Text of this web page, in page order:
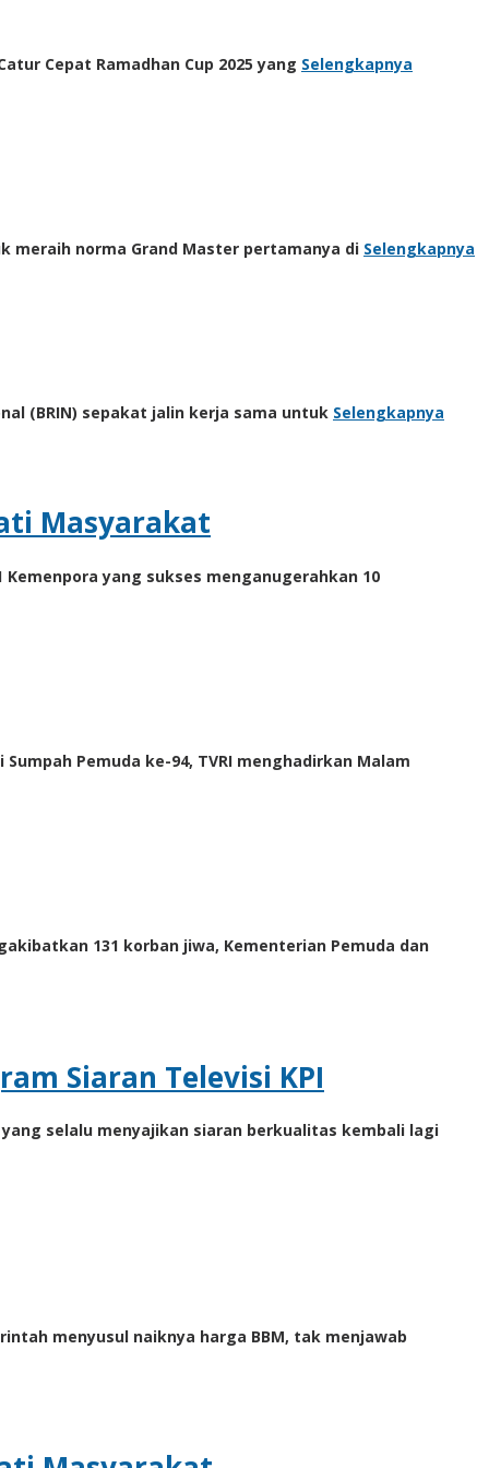
Cepat Ramadhan Cup 2025 yang Selengkapnya
meraih norma Grand Master pertamanya di Selengkapnya
(BRIN) sepakat jalin kerja sama untuk Selengkapnya
Masyarakat
Kemenpora yang sukses menganugerahkan 10
Pemuda ke-94, TVRI menghadirkan Malam
131 korban jiwa, Kementerian Pemuda dan
Siaran Televisi KPI
yang selalu menyajikan siaran berkualitas kembali lagi
menyusul naiknya harga BBM, tak menjawab